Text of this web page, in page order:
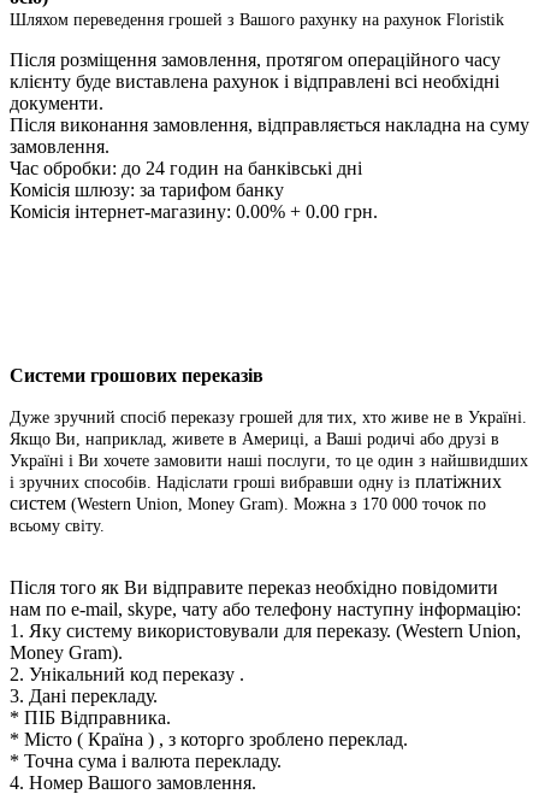
Шляхом переведення грошей з Вашого рахунку на рахунок Floristik
Після розміщення замовлення, протягом операційного часу
клієнту буде виставлена ​​рахунок і відправлені всі необхідні
документи.
Після виконання замовлення, відправляється накладна на суму
замовлення.
Час обробки: до 24 годин на банківські дні
Комісія шлюзу: за тарифом банку
Комісія інтернет-магазину: 0.00% + 0.00 грн.
Системи грошових переказів
Дуже зручний спосіб переказу грошей для тих, хто живе не в Україні.
Якщо Ви, наприклад, живете в Америці, а Ваші родичі або друзі в
Україні і Ви хочете замовити наші послуги, то це один з найшвидших
і зручних способів. Надіслати гроші вибравши одну із платіжних
систем (Western Union, Money Gram). Можна з 170 000 точок по
всьому світу.
Після того як Ви відправите переказ необхідно повідомити
нам по e-mail, skype, чату або телефону наступну інформацію:
1. Яку систему використовували для переказу. (Western Union,
Money Gram).
2. Унікальний код переказу .
3. Дані перекладу.
* ПІБ Відправника.
* Місто ( Країна ) , з которго зроблено переклад.
* Точна сума і валюта перекладу.
4. Номер Вашого замовлення.